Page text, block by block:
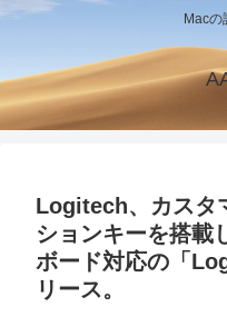
Macの
Logitech、カスタ
ションキーを搭載
ボード対応の「
リース。